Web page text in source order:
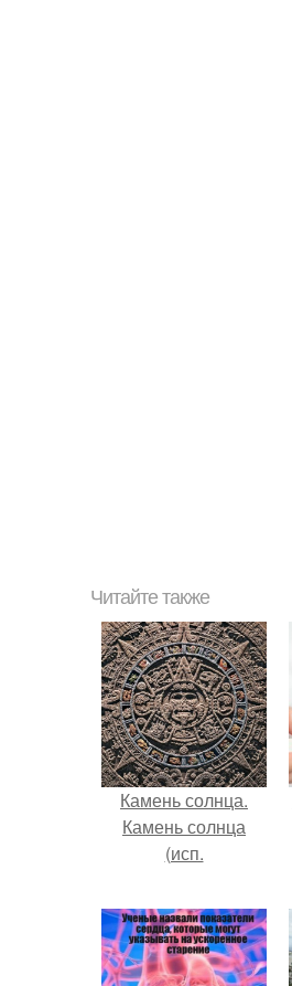
Читайте также
Камень солнца.
Камень солнца
(исп.